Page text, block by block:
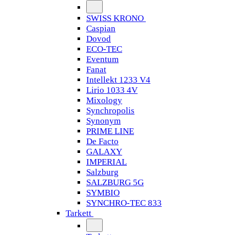
SWISS KRONO
Caspian
Dovod
ECO-TEC
Eventum
Fanat
Intellekt 1233 V4
Lirio 1033 4V
Mixology
Synchropolis
Synonym
PRIME LINE
De Facto
GALAXY
IMPERIAL
Salzburg
SALZBURG 5G
SYMBIO
SYNCHRO-TEC 833
Tarkett